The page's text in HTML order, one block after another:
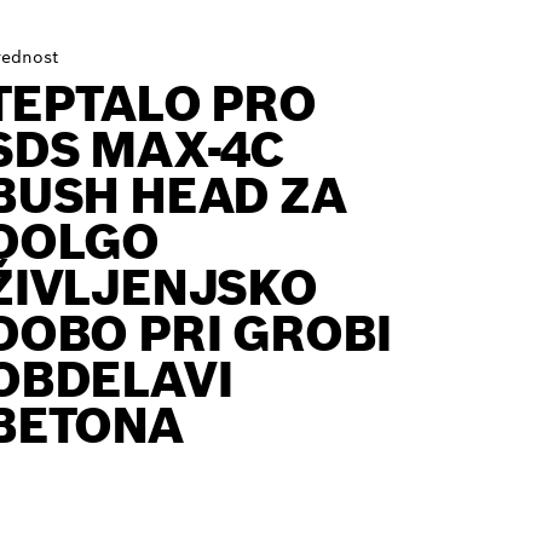
PRO
MAX-4C
HEAD ZA
PRI GROBI